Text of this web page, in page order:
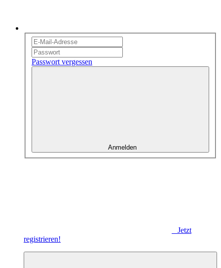
Passwort vergessen
Anmelden
Jetzt
registrieren!